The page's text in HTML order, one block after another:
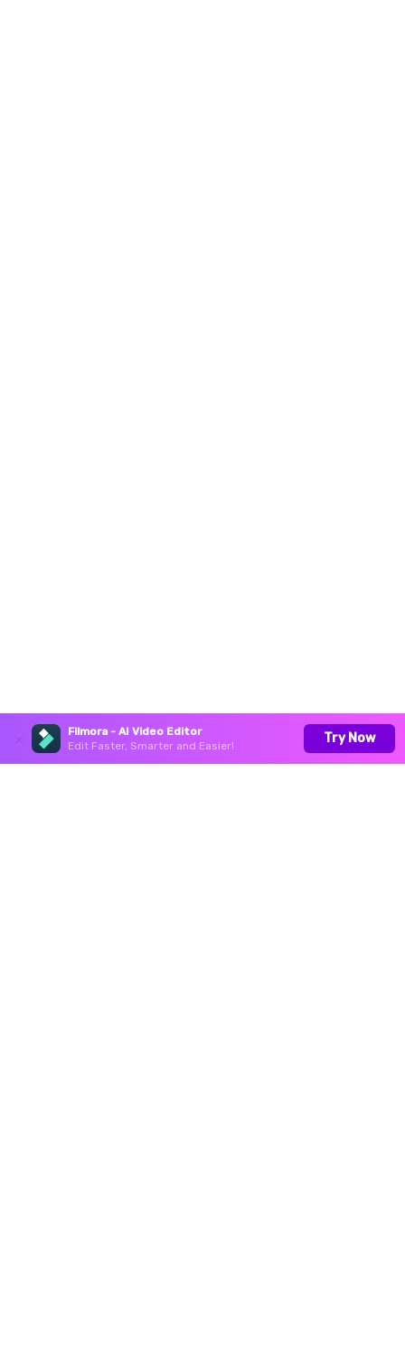
Filmora - AI Video Editor
Edit Faster, Smarter and Easier!
Try Now